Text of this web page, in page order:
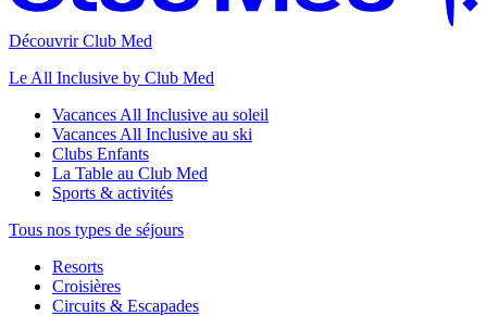
Découvrir Club Med
Le All Inclusive by Club Med
Vacances All Inclusive au soleil
Vacances All Inclusive au ski
Clubs Enfants
La Table au Club Med
Sports & activités
Tous nos types de séjours
Resorts
Croisières
Circuits & Escapades